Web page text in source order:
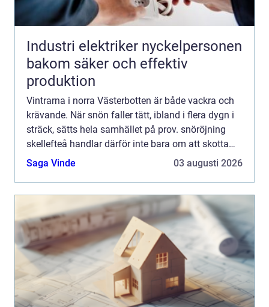
Industri elektriker nyckelpersonen
bakom säker och effektiv
produktion
Vintrarna i norra Västerbotten är både vackra och
krävande. När snön faller tätt, ibland i flera dygn i
sträck, sätts hela samhället på prov. snöröjning
skellefteå handlar därför inte bara om att skotta
uppfarter och sanda trottoarer. Det är en fråga...
Saga Vinde 03 augusti 2026